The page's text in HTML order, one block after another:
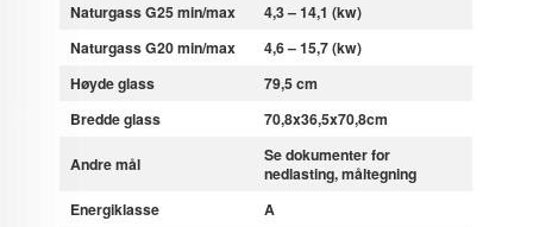
Naturgass G25 min/max
4,3 – 14,1 (kw)
Naturgass G20 min/max
4,6 – 15,7 (kw)
Høyde glass
79,5 cm
Bredde glass
70,8x36,5x70,8cm
Andre mål
Se dokumenter for
nedlasting, måltegning
Energiklasse
A